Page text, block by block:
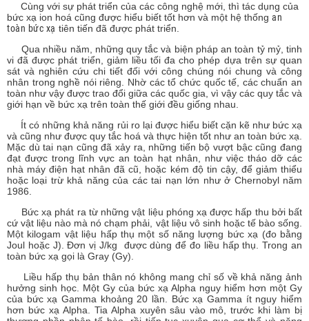
Cùng với sự phát triển của các công nghệ mới, thì tác dụng của
bức xạ ion hoá cũng được hiểu biết tốt hơn và một hệ thống an
toàn bức xạ tiên tiến đã được phát triển.
Qua nhiều năm, những quy tắc và biện pháp an toàn tỷ mỷ, tinh
vi đã được phát triển, giảm liều tối đa cho phép dựa trên sự quan
sát và nghiên cứu chi tiết đối với công chúng nói chung và công
nhân trong nghề nói riêng. Nhờ các tổ chức quốc tế, các chuẩn an
toàn như vậy được trao đổi giữa các quốc gia, vì vậy các quy tắc và
giới hạn về bức xạ trên toàn thế giới đều giống nhau.
Ít có những khả năng rủi ro lại được hiểu biết cặn kẽ như bức xạ
và cũng như được quy tắc hoá và thực hiện tốt như an toàn bức xạ.
Mặc dù tai nạn cũng đã xảy ra, những tiến bộ vượt bậc cũng đang
đạt được trong lĩnh vực an toàn hạt nhân, như việc tháo dỡ các
nhà máy điện hạt nhân đã cũ, hoặc kém độ tin cậy, để giảm thiểu
hoặc loại trừ khả năng của các tai nạn lớn như ở Chernobyl năm
1986.
Bức xạ phát ra từ những vật liệu phóng xạ được hấp thu bởi bất
cứ vật liệu nào mà nó chạm phải, vật liệu vô sinh hoặc tế bào sống.
Một kilogam vật liệu hấp thụ một số năng lượng bức xạ (đo bằng
Joul hoặc J). Đơn vị J/kg được dùng để đo liều hấp thụ. Trong an
toàn bức xạ gọi là Gray (Gy).
Liều hấp thụ bản thân nó không mang chỉ số về khả năng ảnh
hưởng sinh học. Một Gy của bức xạ Alpha nguy hiểm hơn một Gy
của bức xạ Gamma khoảng 20 lần. Bức xạ Gamma ít nguy hiểm
hơn bức xạ Alpha. Tia Alpha xuyên sâu vào mô, trước khi làm bị